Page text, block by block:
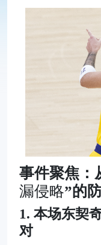
事件聚焦：
漏侵略”的
1. 本场东契
对